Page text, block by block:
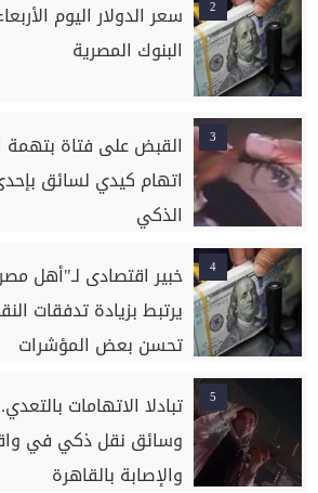
2
البنوك المصرية
3
القبض على فتاة بتهمة
اتهام كيدي لسائق
الذكي
4
خبير اقتصادى لـ"أهل
يرتبط بزيادة تدفقات
تحسن بعض المؤشرات
5
تبادلا الاتهامات
وسائق نقل ذكي في
والإصابة بالقاهرة